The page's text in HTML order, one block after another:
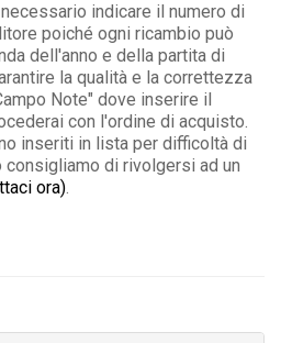
indicare il numero di
poiché ogni ricambio può
dell'anno e della partita di
la qualità e la correttezza
Note" dove inserire il
con l'ordine di acquisto.
inseriti in lista per difficoltà di
di rivolgersi ad un
ora).